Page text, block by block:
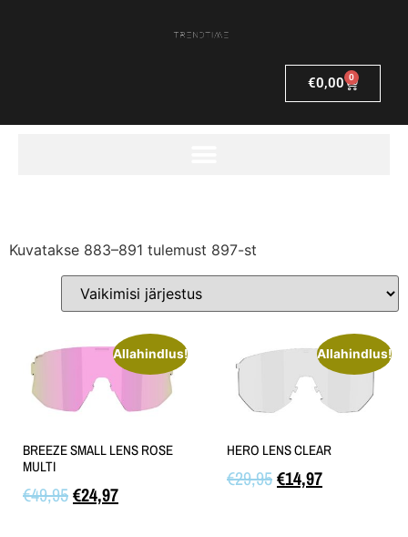
€0,00 0
Kuvatakse 883–891 tulemust 897-st
Allahindlus!
BREEZE SMALL LENS ROSE
MULTI
€49,95€24,97
Allahindlus!
HERO LENS CLEAR
€29,95€14,97